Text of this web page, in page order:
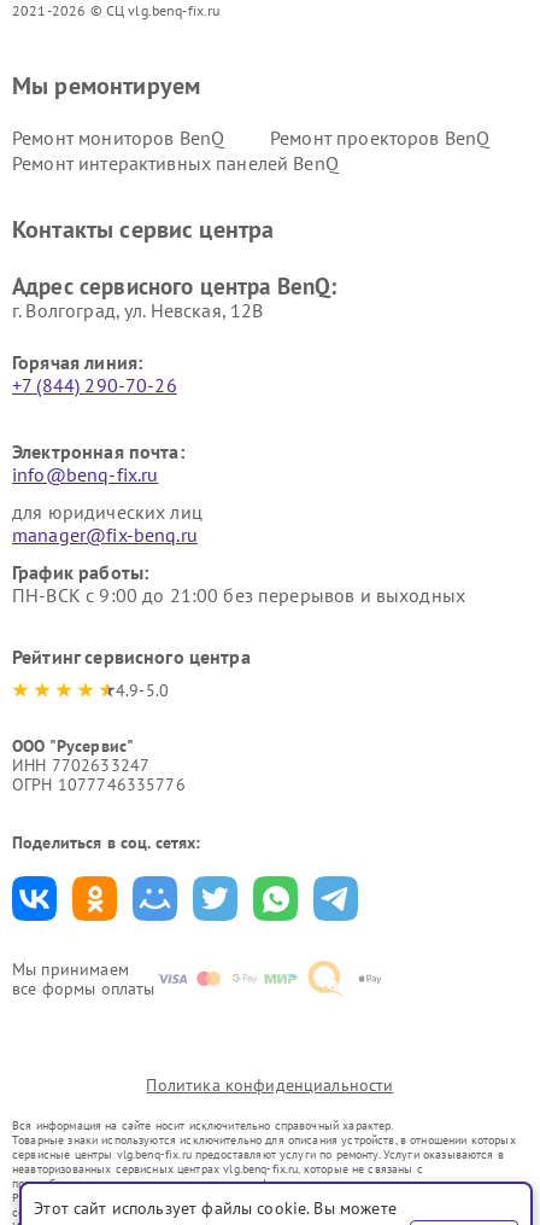
2021-2026 © СЦ vlg.benq-fix.ru
Мы принимаем
все формы оплаты
Мы ремонтируем
Ремонт мониторов BenQ
Ремонт проекторов BenQ
Ремонт интерактивных панелей BenQ
Контакты сервис центра
Адрес сервисного центра BenQ:
г. Волгоград, ул. Невская, 12В
Горячая линия:
+7 (844) 290-70-26
Электронная почта:
info@benq-fix.ru
для юридических лиц
manager@fix-benq.ru
График работы:
ПН-ВСК с 9:00 до 21:00 без перерывов и выходных
Рейтинг сервисного центра
4.9-5.0
ООО "Русервис"
ИНН 7702633247
ОГРН 1077746335776
Поделиться в соц. сетях:
Политика конфиденциальности
Вся информация на сайте носит исключительно справочный характер.
Товарные знаки используются исключительно для описания устройств, в отношении которых
сервисные центры vlg.benq-fix.ru предоставляют услуги по ремонту. Услуги оказываются в
неавторизованных сервисных центрах vlg.benq-fix.ru, которые не связаны с
правообладателями товарных знаков или их официальными представителями.
Ремонт осуществляется для устройств, уже введенных в гражданский оборот в соответствии
со статьей 1487 ГК РФ.
Этот сайт использует файлы cookie. Вы можете